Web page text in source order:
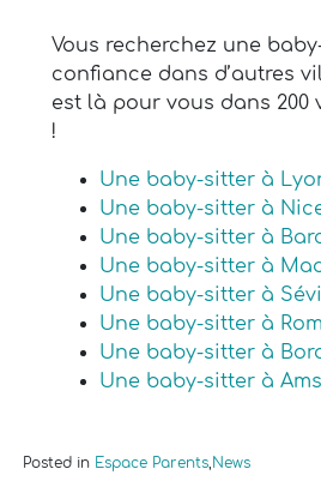
Vous recherchez une
confiance dans d’autres
est là pour vous dans 200
!
Une baby-sitter à
Une baby-sitter à
Une baby-sitter à
Une baby-sitter à
Une baby-sitter à
Une baby-sitter à
Une baby-sitter à
Une baby-sitter à
Posted in Espace Parents, News